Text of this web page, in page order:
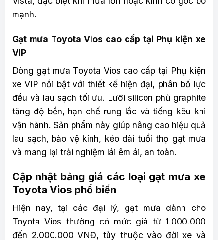
mạnh.
Gạt mưa Toyota Vios cao cấp tại Phụ kiện xe
VIP
Dòng gạt mưa Toyota Vios cao cấp tại Phụ kiện
xe VIP nổi bật với thiết kế hiện đại, phân bố lực
đều và lau sạch tối ưu. Lưỡi silicon phủ graphite
tăng độ bền, hạn chế rung lắc và tiếng kêu khi
vận hành. Sản phẩm này giúp nâng cao hiệu quả
lau sạch, bảo vệ kính, kéo dài tuổi thọ gạt mưa
và mang lại trải nghiệm lái êm ái, an toàn.
Cập nhật bảng giá các loại gạt mưa xe
Toyota Vios phổ biến
Hiện nay, tại các đại lý, gạt mưa dành cho
Toyota Vios thường có mức giá từ 1.000.000
đến 2.000.000 VNĐ, tùy thuộc vào đời xe và